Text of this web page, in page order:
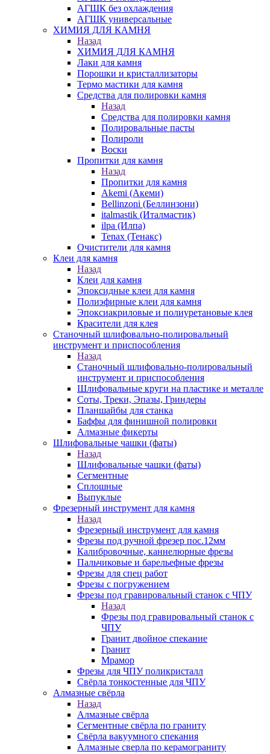
АГШК без охлаждения
АГШК универсальные
ХИМИЯ ДЛЯ КАМНЯ
Назад
ХИМИЯ ДЛЯ КАМНЯ
Лаки для камня
Порошки и кристаллизаторы
Термо мастики для камня
Средства для полировки камня
Назад
Средства для полировки камня
Полировальные пасты
Полироли
Воски
Пропитки для камня
Назад
Пропитки для камня
Akemi (Акеми)
Bellinzoni (Беллинзони)
italmastik (Италмастик)
ilpa (Илпа)
Tenax (Тенакс)
Очистители для камня
Клеи для камня
Назад
Клеи для камня
Эпоксидные клеи для камня
Полиэфирные клеи для камня
Эпоксиакриловые и полиуретановые клея
Красители для клея
Станочный шлифовально-полировальный
инструмент и приспособления
Назад
Станочный шлифовально-полировальный
инструмент и приспособления
Шлифовальные круги на пластике и металле
Соты, Треки, Эпазы, Гриндеры
Планшайбы для станка
Баффы для финишной полировки
Алмазные фикерты
Шлифовальные чашки (фаты)
Назад
Шлифовальные чашки (фаты)
Сегментные
Сплошные
Выпуклые
Фрезерный инструмент для камня
Назад
Фрезерный инструмент для камня
Фрезы под ручной фрезер пос.12мм
Калибровочные, каннелюрные фрезы
Пальчиковые и барельефные фрезы
Фрезы для спец работ
Фрезы с погружением
Фрезы под гравировальный станок с ЧПУ
Назад
Фрезы под гравировальный станок с
ЧПУ
Гранит двойное спекание
Гранит
Мрамор
Фрезы для ЧПУ поликристалл
Свёрла тонкостенные для ЧПУ
Алмазные свёрла
Назад
Алмазные свёрла
Сегментные свёрла по граниту
Свёрла вакуумного спекания
Алмазные сверла по керамограниту